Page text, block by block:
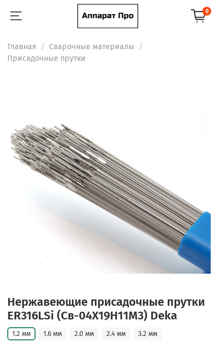
0
Главная
Сварочные материалы
Присадочные прутки
Нержавеющие присадочные прутки
ER316LSi (Св-04X19Н11М3) Deka
1.2 мм 1.6 мм 2.0 мм 2.4 мм 3.2 мм